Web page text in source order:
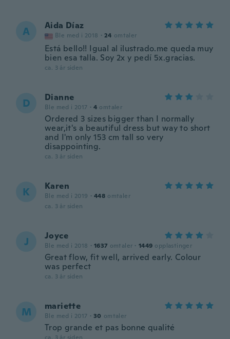
A Aida Díaz
Ble med i 2018 · 24 omtaler
Está bello!! Igual al ilustrado.me queda muy
bien esa talla. Soy 2x y pedí 5x.gracias.
ca. 3 år siden
D Dianne
Ble med i 2017 · 4 omtaler
Ordered 3 sizes bigger than I normally
wear,it's a beautiful dress but way to short
and I'm only 153 cm tall so very
disappointing.
ca. 3 år siden
K Karen
Ble med i 2019 · 448 omtaler
ca. 3 år siden
J Joyce
Ble med i 2018 · 1637 omtaler · 1449 opplastinger
Great flow, fit well, arrived early. Colour
was perfect
ca. 3 år siden
M mariette
Ble med i 2017 · 30 omtaler
Trop grande et pas bonne qualité